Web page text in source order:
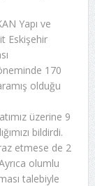
Yapı ve
Eskişehir
170
olduğu
üzerine 9
bildirdi.
etmese de 2
olumlu
talebiyle